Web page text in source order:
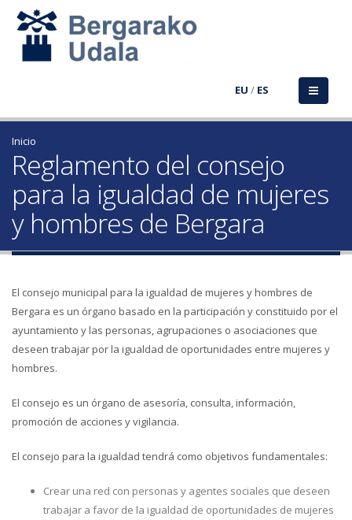
EU / ES
Inicio
Reglamento del consejo
para la igualdad de mujeres
y hombres de Bergara
El consejo municipal para la igualdad de mujeres y hombres de
Bergara es un órgano basado en la participación y constituido por el
ayuntamiento y las personas, agrupaciones o asociaciones que
deseen trabajar por la igualdad de oportunidades entre mujeres y
hombres.
El consejo es un órgano de asesoría, consulta, información,
promoción de acciones y vigilancia.
El consejo para la igualdad tendrá como objetivos fundamentales:
Crear una red con personas y agentes sociales que deseen
trabajar a favor de la igualdad de oportunidades de mujeres